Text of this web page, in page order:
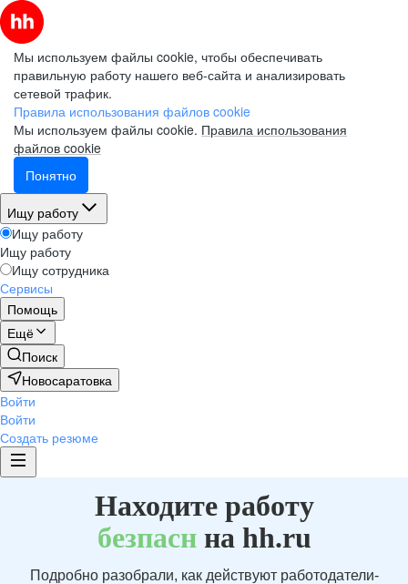
Мы используем файлы cookie, чтобы обеспечивать
правильную работу нашего веб-сайта и анализировать
сетевой трафик.
Правила использования файлов cookie
Мы используем файлы cookie. Правила использования
файлов cookie
Понятно
Ищу работу
Ищу работу
Ищу работу
Ищу сотрудника
Сервисы
Помощь
Ещё
Поиск
Новосаратовка
Войти
Войти
Создать резюме
Находите работу
безпаснна hh.ru
Подробно разобрали, как действуют работодатели-